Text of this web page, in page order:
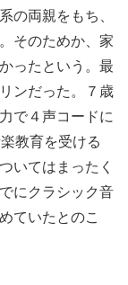
の両親をもち、
そのためか、家
ったという。最
ンだった。７歳
で４声コードに
教育を受ける
いてはまったく
にクラシック音
ていたとのこ